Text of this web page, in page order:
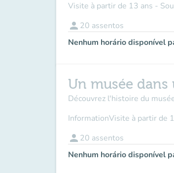
Visite à partir de 13 ans -
person 20 assentos
Nenhum horário disponível
Un musée dans
Découvrez l'histoire du
InformationVisite à partir de
person 20 assentos
Nenhum horário disponível